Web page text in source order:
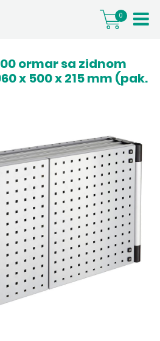
0
ormar sa zidnom
x 500 x 215 mm (pak.